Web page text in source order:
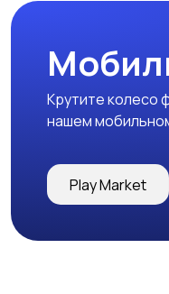
Крутите колесо
нашем
Play Market